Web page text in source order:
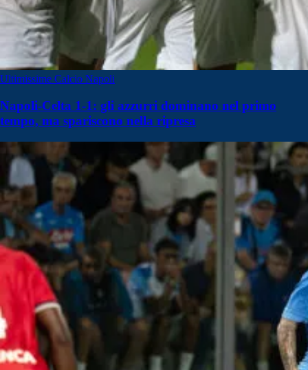
Ultimissime Calcio Napoli
Napoli-Celta 1-1: gli azzurri dominano nel primo
tempo, ma spariscono nella ripresa